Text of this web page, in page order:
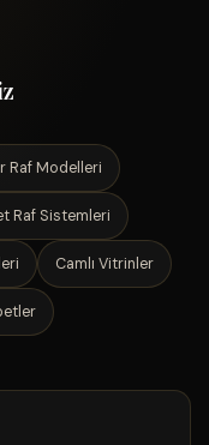
Raf Modelleri
Raf Sistemleri
Camlı Vitrinler